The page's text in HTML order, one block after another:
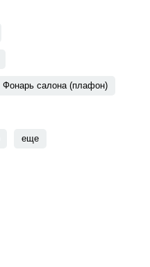
Фонарь салона (плафон)
еще